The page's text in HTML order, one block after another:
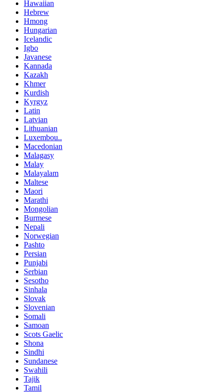
Hawaiian
Hebrew
Hmong
Hungarian
Icelandic
Igbo
Javanese
Kannada
Kazakh
Khmer
Kurdish
Kyrgyz
Latin
Latvian
Lithuanian
Luxembou..
Macedonian
Malagasy
Malay
Malayalam
Maltese
Maori
Marathi
Mongolian
Burmese
Nepali
Norwegian
Pashto
Persian
Punjabi
Serbian
Sesotho
Sinhala
Slovak
Slovenian
Somali
Samoan
Scots Gaelic
Shona
Sindhi
Sundanese
Swahili
Tajik
Tamil